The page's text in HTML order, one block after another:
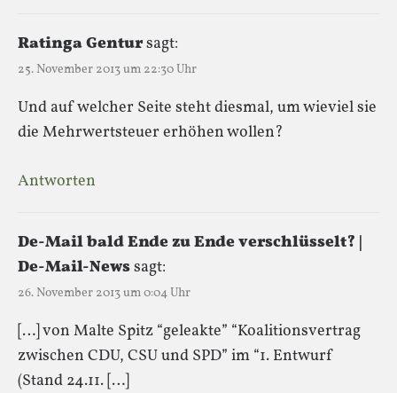
Ratinga Gentursagt:
25. November 2013 um 22:30 Uhr
Und auf welcher Seite steht diesmal, um wieviel sie
die Mehrwertsteuer erhöhen wollen?
Antworten
De-Mail bald Ende zu Ende verschlüsselt? |
De-Mail-Newssagt:
26. November 2013 um 0:04 Uhr
[…] von Malte Spitz “geleakte” “Koalitionsvertrag
zwischen CDU, CSU und SPD” im “1. Entwurf
(Stand 24.11. […]